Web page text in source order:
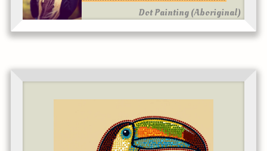
Dot Painting (Aboriginal)